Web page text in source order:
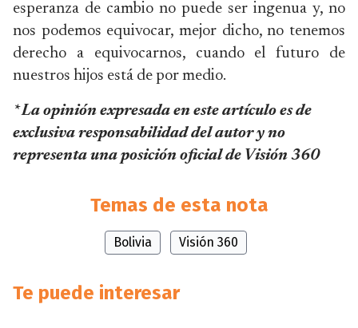
esperanza de cambio no puede ser ingenua y, no
nos podemos equivocar, mejor dicho, no tenemos
derecho a equivocarnos, cuando el futuro de
nuestros hijos está de por medio.
* La opinión expresada en este artículo es de
exclusiva responsabilidad del autor y no
representa una posición oficial de Visión 360
Temas de esta nota
Bolivia Visión 360
Te puede interesar